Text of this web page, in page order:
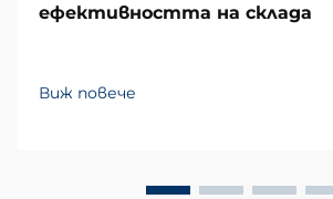
ефективността на склада
Виж повече